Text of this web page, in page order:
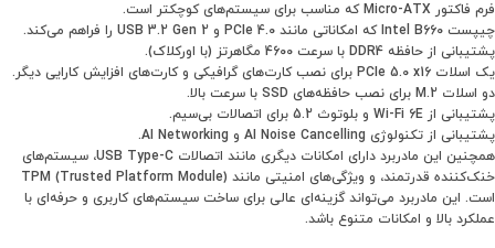
فرم فاکتور Micro-ATX که مناسب برای سیستم‌های کوچکتر است.
چیپست Intel B660 که امکاناتی مانند PCIe 4.0 و USB 3.2 Gen 2 را فراهم می‌کند.
پشتیبانی از حافظه DDR4 با سرعت 4600 مگاهرتز (با اورکلاک).
یک اسلات PCIe 5.0 x16 برای نصب کارت‌های گرافیکی و کارت‌های افزایش کارایی دیگر.
دو اسلات M.2 برای نصب حافظه‌های SSD با سرعت بالا.
پشتیبانی از Wi-Fi 6E و بلوتوث 5.2 برای اتصالات بی‌سیم.
پشتیبانی از تکنولوژی AI Noise Cancelling و AI Networking.
همچنین این مادربرد دارای امکانات دیگری مانند اتصالات USB Type-C، سیستم‌های
خنک‌کننده قدرتمند، و ویژگی‌های امنیتی مانند TPM (Trusted Platform Module)
است. این مادربرد می‌تواند گزینه‌ای عالی برای ساخت سیستم‌های کاربری و حرفه‌ای با
عملکرد بالا و امکانات متنوع باشد.